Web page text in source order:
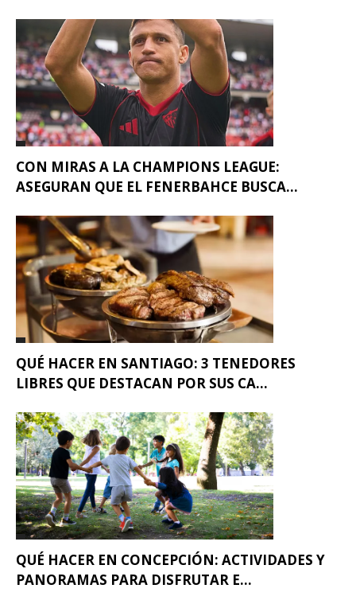
CON MIRAS A LA CHAMPIONS LEAGUE:
ASEGURAN QUE EL FENERBAHCE BUSCA...
QUÉ HACER EN SANTIAGO: 3 TENEDORES
LIBRES QUE DESTACAN POR SUS CA...
QUÉ HACER EN CONCEPCIÓN: ACTIVIDADES Y
PANORAMAS PARA DISFRUTAR E...